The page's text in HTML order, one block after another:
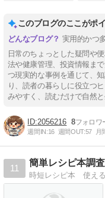
このブログのここがポ
実用的かつ
日常のちょっとした疑問や
法や健康管理、投資情報ま
つ現実的な事例を通じて、
り、読者の暮らしに役立つ
みやすく、読むだけで自然
2056216 8
週間IN:16 週間OUT:57 月
11
簡単レシピ本調査